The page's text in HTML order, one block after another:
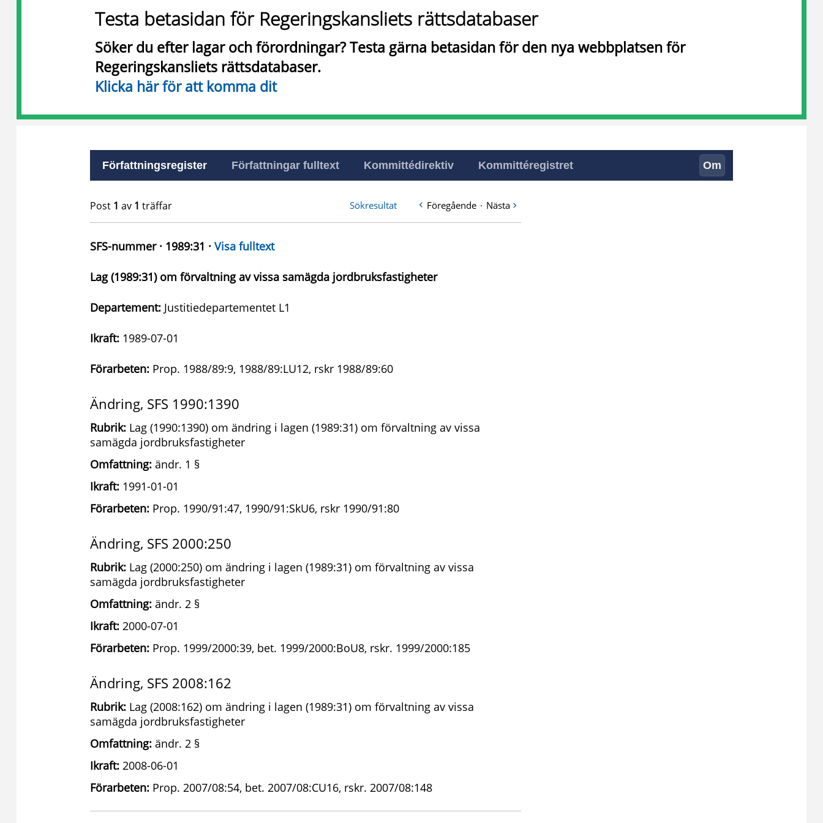
Testa betasidan för Regeringskansliets rättsdatabaser
Söker du efter lagar och förordningar? Testa gärna betasidan för den nya webbplatsen för
Regeringskansliets rättsdatabaser.
Klicka här för att komma dit
Författningsregister Författningar fulltext Kommittédirektiv Kommittéregistret Om
Post 1 av 1 träffar Sökresultat Föregående · Nästa
SFS-nummer · 1989:31 · Visa fulltext
Lag (1989:31) om förvaltning av vissa samägda jordbruksfastigheter
Departement: Justitiedepartementet L1
Ikraft: 1989-07-01
Förarbeten: Prop. 1988/89:9, 1988/89:LU12, rskr 1988/89:60
Ändring, SFS 1990:1390
Rubrik: Lag (1990:1390) om ändring i lagen (1989:31) om förvaltning av vissa
samägda jordbruksfastigheter
Omfattning: ändr. 1 §
Ikraft: 1991-01-01
Förarbeten: Prop. 1990/91:47, 1990/91:SkU6, rskr 1990/91:80
Ändring, SFS 2000:250
Rubrik: Lag (2000:250) om ändring i lagen (1989:31) om förvaltning av vissa
samägda jordbruksfastigheter
Omfattning: ändr. 2 §
Ikraft: 2000-07-01
Förarbeten: Prop. 1999/2000:39, bet. 1999/2000:BoU8, rskr. 1999/2000:185
Ändring, SFS 2008:162
Rubrik: Lag (2008:162) om ändring i lagen (1989:31) om förvaltning av vissa
samägda jordbruksfastigheter
Omfattning: ändr. 2 §
Ikraft: 2008-06-01
Förarbeten: Prop. 2007/08:54, bet. 2007/08:CU16, rskr. 2007/08:148